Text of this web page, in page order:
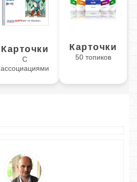
Карточки
С
ассоциациями
Карточки
50 топиков